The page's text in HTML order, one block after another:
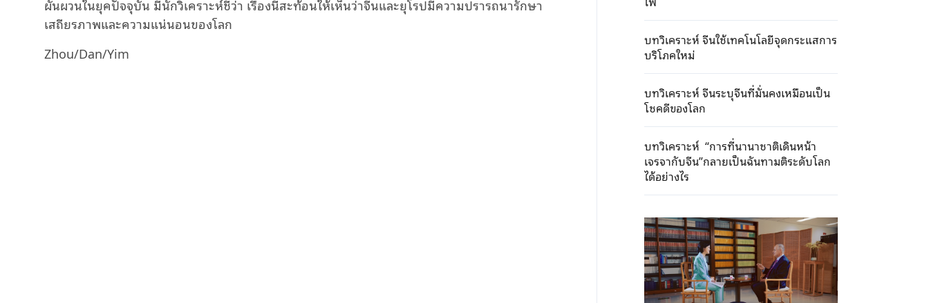
ผันผวนในยุคปัจจุบัน มีนักวิเคราะห์ชี้ว่า เรื่องนี้สะท้อนให้เห็นว่าจีนและยุโรปมีความปรารถนารักษา
เสถียรภาพและความแน่นอนของโลก
Zhou/Dan/Yim
บทวิเคราะห์ จีนใช้เทคโนโลยีจุดกระแสการ
บริโภคใหม่
บทวิเคราะห์ จีนระบุจีนที่มั่นคงเหมือนเป็น
โชคดีของโลก
บทวิเคราะห์ “การที่นานาชาติเดินหน้า
เจรจากับจีน”กลายเป็นฉันทามติระดับโลก
ได้อย่างไร